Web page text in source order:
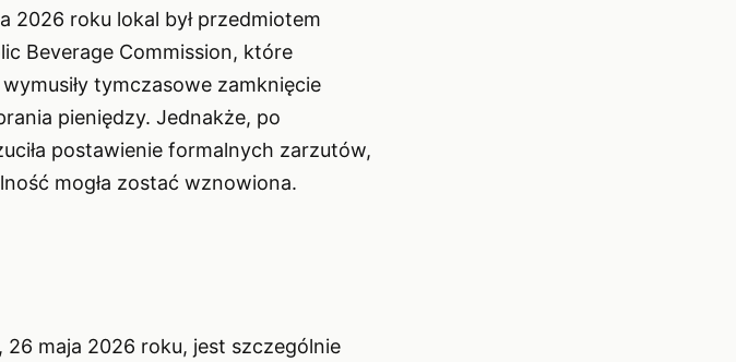
2026 roku lokal był przedmiotem
Beverage Commission, które
tymczasowe zamknięcie
pieniędzy. Jednakże, po
postawienie formalnych zarzutów,
mogła zostać wznowiona.
maja 2026 roku, jest szczególnie